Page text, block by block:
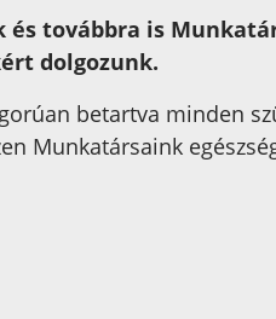
és továbbra is
dolgozunk.
betartva minden
Munkatársaink